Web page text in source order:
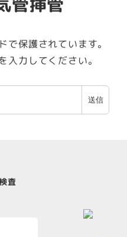
で保護されています。
入力してください。
査